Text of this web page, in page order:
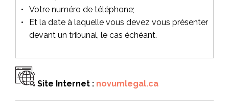
Votre numéro de téléphone;
Et la date à laquelle vous devez vous présenter
devant un tribunal, le cas échéant.
Site Internet : novumlegal.ca